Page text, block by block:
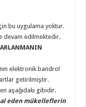
bu uygulama yoktur.
devam edilmektedir.
elektronik bandrol
getirilmiştir.
aşağıdaki gibidir.
eden mükelleflerin